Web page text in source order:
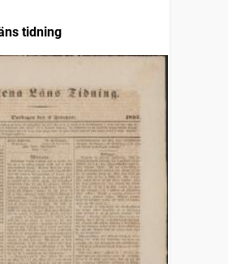
tidning